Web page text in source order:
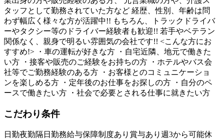
タッフとして勤務されていた方など 経歴、性別、年齢は問
わず幅広く様々な方が活躍中!! もちろん、トラックドライバ
ーやタクシー等のドライバー経験者も歓迎!! 若手やベテラン
関係なく、親身で明るい雰囲気の会社です!! <こんな方にお
すすめ!> ・車の運転が好きな方 ・自宅近隣、地元で働きた
い方 ・接客や販売のご経験をお持ちの方 ・ホテルやバス会
社等でご勤務経験のある方 ・お客様とのコミュニケーショ
ンを楽しめる方 ・定年後のお仕事をお探しの方 ・自分のペ
ースで働きたい方 ・社会で必要とされる仕事に就きたい方
こだわり条件
日勤夜勤隔日勤務給与保障制度あり 賞与あり 週3から可能休